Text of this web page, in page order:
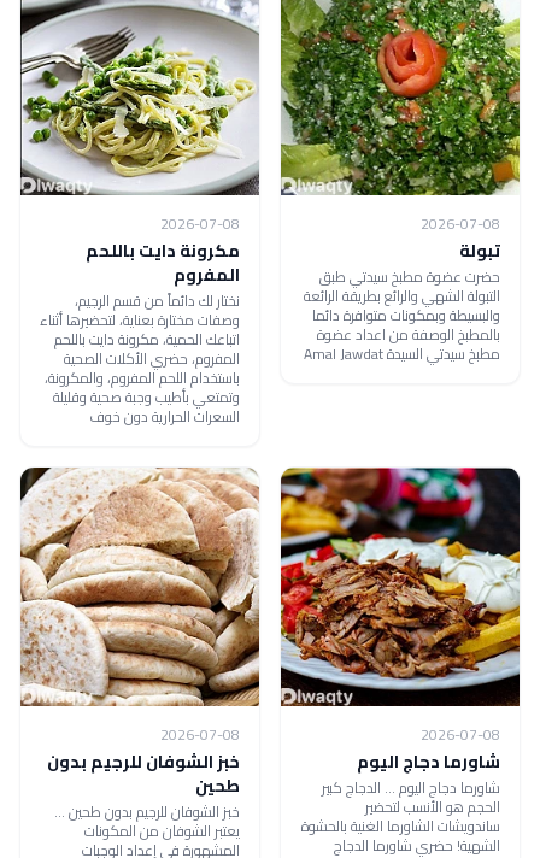
2026-07-08
تبولة
حضرت عضوة مطبخ سيدتي طبق
التبولة الشهي والرائع بطريقة الرائعة
والبسيطة وبمكونات متوافرة دائما
بالمطبخ الوصفة من اعداد عضوة
مطبخ سيدتي السيدة Amal Jawdat
2026-07-08
مكرونة دايت باللحم
المفروم
نختار لك دائماً من قسم الرجيم،
وصفات مختارة بعناية، لتحضيرها أثناء
اتباعك الحمية، مكرونة دايت باللحم
المفروم، حضري الأكلات الصحية
باستخدام اللحم المفروم، والمكرونة،
وتمتعي بأطيب وجبة صحية وقليلة
السعرات الحرارية دون خوف
2026-07-08
شاورما دجاج اليوم
شاورما دجاج اليوم ... الدجاج كبير
الحجم هو الأنسب لتحضير
ساندويشات الشاورما الغنية بالحشوة
الشهية! حضري شاورما الدجاج
2026-07-08
خبز الشوفان للرجيم بدون
طحين
خبز الشوفان للرجيم بدون طحين ...
يعتبر الشوفان من المكونات
المشهورة في إعداد الوجبات